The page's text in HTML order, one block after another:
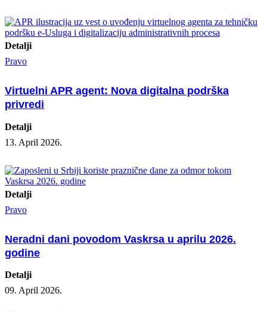
Detalji
Pravo
Virtuelni APR agent: Nova digitalna podrška
privredi
Detalji
13. April 2026.
Detalji
Pravo
Neradni dani povodom Vaskrsa u aprilu 2026.
godine
Detalji
09. April 2026.